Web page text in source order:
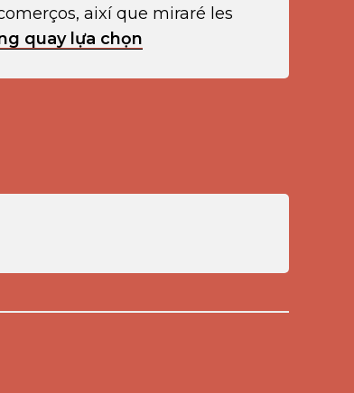
així que miraré les
quay lựa chọn